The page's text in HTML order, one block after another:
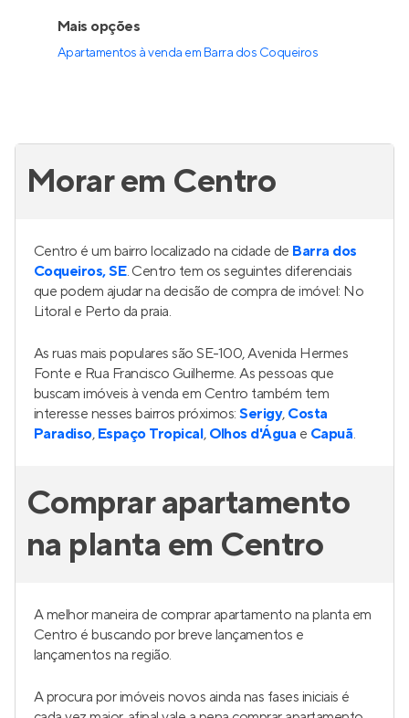
Mais opções
Apartamentos à venda em Barra dos Coqueiros
Morar em Centro
Centro é um bairro localizado na cidade de Barra dos
Coqueiros, SE. Centro tem os seguintes diferenciais
que podem ajudar na decisão de compra de imóvel: No
Litoral e Perto da praia.
As ruas mais populares são SE-100, Avenida Hermes
Fonte e Rua Francisco Guilherme. As pessoas que
buscam imóveis à venda em Centro também tem
interesse nesses bairros próximos:Serigy, Costa
Paradiso, Espaço Tropical, Olhos d'Água e Capuã.
Comprar apartamento
na planta em Centro
A melhor maneira de comprar apartamento na planta em
Centro é buscando por breve lançamentos e
lançamentos na região.
A procura por imóveis novos ainda nas fases iniciais é